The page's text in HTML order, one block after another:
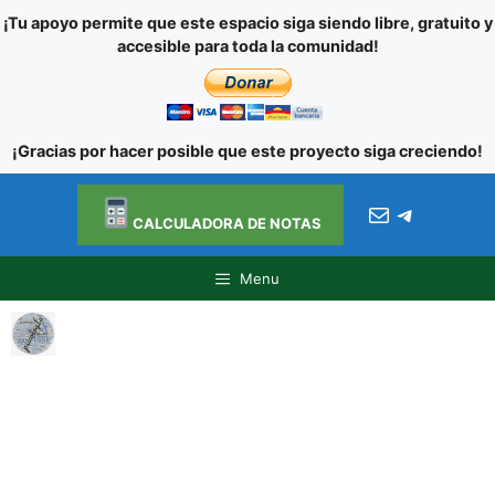
¡Tu apoyo permite que este espacio siga siendo libre, gratuito y
accesible para toda la comunidad!
¡Gracias por hacer posible que este proyecto siga creciendo!
Ir al
contenido
contenido
CALCULADORA DE NOTAS Correo
Menu